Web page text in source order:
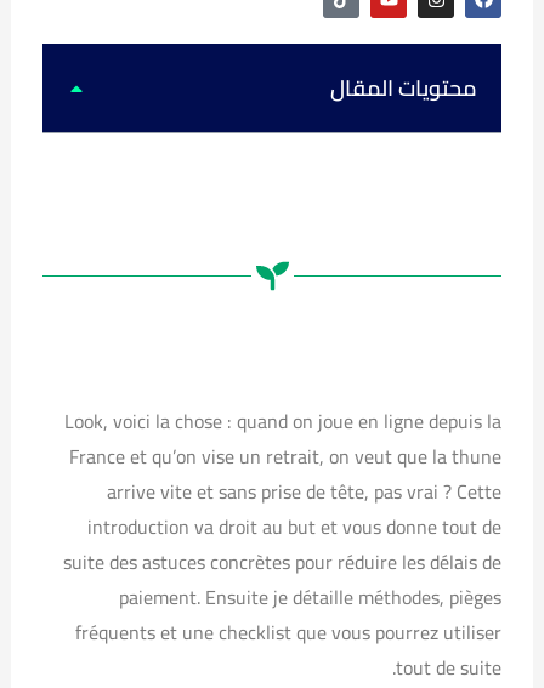
i
k
t
k
o
u
t
b
e
n
s
t
g
r
m
a
c
e
o
oمحتويات المقال
Look, voici la chose : quand on joue en ligne depuis la
France et qu’on vise un retrait, on veut que la thune
arrive vite et sans prise de tête, pas vrai ? Cette
introduction va droit au but et vous donne tout de
suite des astuces concrètes pour réduire les délais de
paiement. Ensuite je détaille méthodes, pièges
fréquents et une checklist que vous pourrez utiliser
tout de suite.